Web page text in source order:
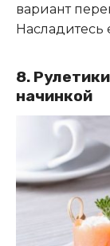
вариант
Насладитесь
8.
начинкой